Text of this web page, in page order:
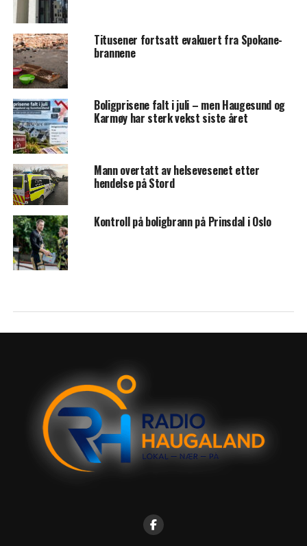
Titusener fortsatt evakuert fra Spokane-
brannene
Boligprisene falt i juli – men Haugesund og
Karmøy har sterk vekst siste året
Mann overtatt av helsevesenet etter
hendelse på Stord
Kontroll på boligbrann på Prinsdal i Oslo